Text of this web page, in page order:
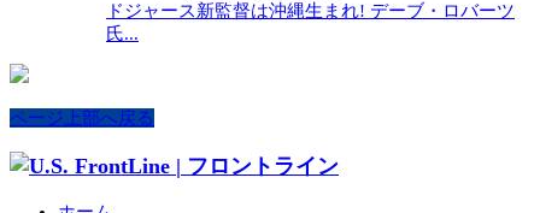
ドジャース新監督は沖縄生まれ! デーブ・ロバーツ
氏...
ページ上部へ戻る